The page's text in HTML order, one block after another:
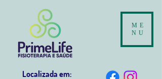
ME
NU
Localizada em: